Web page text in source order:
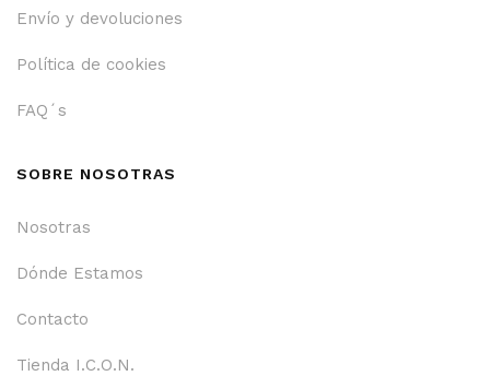
Envío y devoluciones
Política de cookies
FAQ´s
SOBRE NOSOTRAS
Nosotras
Dónde Estamos
Contacto
Tienda I.C.O.N.